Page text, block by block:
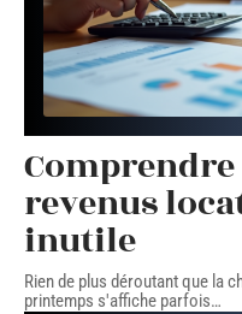
revenus
inutile
Rien de plus déroutant que la
printemps s'affiche parfois…